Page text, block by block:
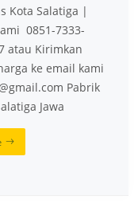
Kota Salatiga |
0851-7333-
atau Kirimkan
ke email kami
Pabrik
Jawa